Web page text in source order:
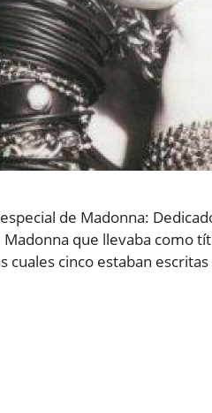
de Madonna:
que llevaba como
cuales cinco estaban